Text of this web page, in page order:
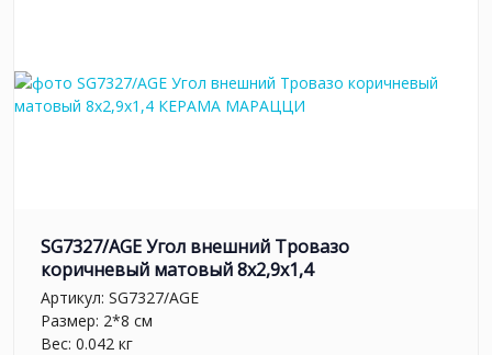
SG7327/AGE Угол внешний Тровазо
коричневый матовый 8x2,9x1,4
Артикул: SG7327/AGE
Размер: 2*8 см
Вес: 0.042 кг